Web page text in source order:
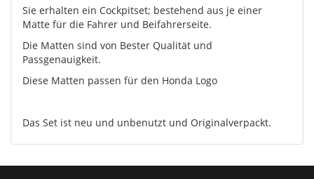
Sie erhalten ein Cockpitset; bestehend aus je einer
Matte für die Fahrer und Beifahrerseite.
Die Matten sind von Bester Qualität und
Passgenauigkeit.
Diese Matten passen für den Honda Logo
Das Set ist neu und unbenutzt und Originalverpackt.